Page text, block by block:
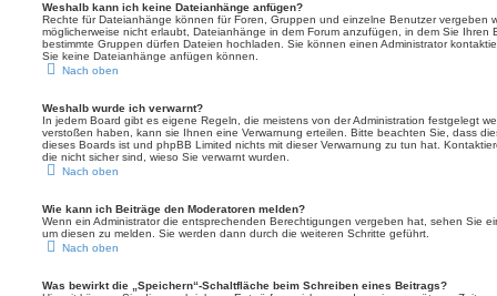
Weshalb kann ich keine Dateianhänge anfügen?
Rechte für Dateianhänge können für Foren, Gruppen und einzelne Benutzer vergeben
möglicherweise nicht erlaubt, Dateianhänge in dem Forum anzufügen, in dem Sie Ihren
bestimmte Gruppen dürfen Dateien hochladen. Sie können einen Administrator
Sie keine Dateianhänge anfügen können.
Nach oben
Weshalb wurde ich verwarnt?
In jedem Board gibt es eigene Regeln, die meistens von der Administration festgelegt
verstoßen haben, kann sie Ihnen eine Verwarnung erteilen. Bitte beachten Sie, dass
dieses Boards ist und phpBB Limited nichts mit dieser Verwarnung zu tun hat.
die nicht sicher sind, wieso Sie verwarnt wurden.
Nach oben
Wie kann ich Beiträge den Moderatoren melden?
Wenn ein Administrator die entsprechenden Berechtigungen vergeben hat, sehen Sie
um diesen zu melden. Sie werden dann durch die weiteren Schritte geführt.
Nach oben
Was bewirkt die „Speichern“-Schaltfläche beim Schreiben eines Beitrags?